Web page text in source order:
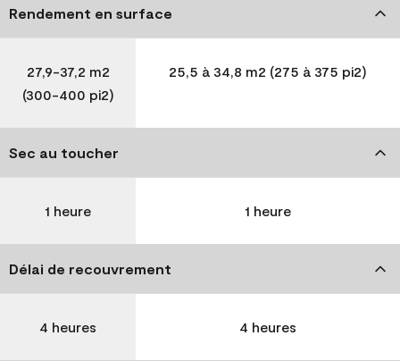
Rendement en surface
27,9-37,2 m2
(300-400 pi2)
25,5 à 34,8 m2 (275 à 375 pi2)
Sec au toucher
1 heure 1 heure
Délai de recouvrement
4 heures 4 heures